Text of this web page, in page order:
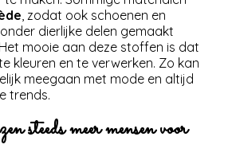
, zodat ook schoenen en
dierlijke delen gemaakt
mooie aan deze stoffen is dat
kleuren en te verwerken. Zo kan
meegaan met mode en altijd
trends.
steeds meer mensen voor